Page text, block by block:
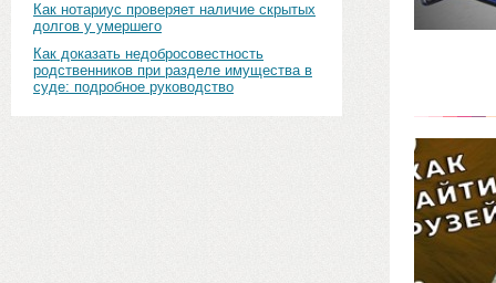
Как нотариус проверяет наличие скрытых
долгов у умершего
Как доказать недобросовестность
родственников при разделе имущества в
суде: подробное руководство